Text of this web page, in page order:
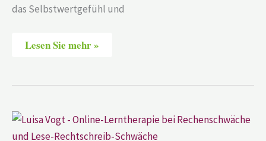
das Selbstwertgefühl und
Lesen Sie mehr »
Luisa
Vogt
–